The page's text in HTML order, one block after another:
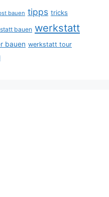
bauen tipps tricks
bauen werkstatt
bauen werkstatt tour